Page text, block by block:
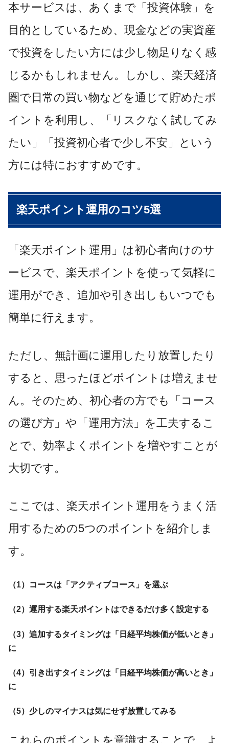
本サービスは、あくまで「投資体験」を
目的としているため、現金などの実資産
で投資をしたい方には少し物足りなく感
じるかもしれません。しかし、楽天経済
圏で日常の買い物などを通じて貯めたポ
イントを利用し、「リスクなく試してみ
たい」「投資初心者で少し不安」という
方には特におすすめです。
楽天ポイント運用のコツ5選
「楽天ポイント運用」は初心者向けのサ
ービスで、楽天ポイントを使って気軽に
運用ができ、追加や引き出しもいつでも
簡単に行えます。
ただし、無計画に運用したり放置したり
すると、思ったほどポイントは増えませ
ん。そのため、初心者の方でも「コース
の選び方」や「運用方法」を工夫するこ
とで、効率よくポイントを増やすことが
大切です。
ここでは、楽天ポイント運用をうまく活
用するための5つのポイントを紹介しま
す。
（1）コースは「アクティブコース」を選ぶ
（2）運用する楽天ポイントはできるだけ多く設定する
（3）追加するタイミングは「日経平均株価が低いとき」
に
（4）引き出すタイミングは「日経平均株価が高いとき」
に
（5）少しのマイナスは気にせず放置してみる
これらのポイントを意識することで、よ